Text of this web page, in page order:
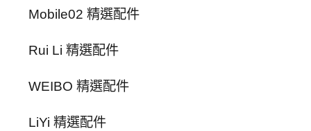
Mobile02 精選配件
Rui Li 精選配件
WEIBO 精選配件
LiYi 精選配件